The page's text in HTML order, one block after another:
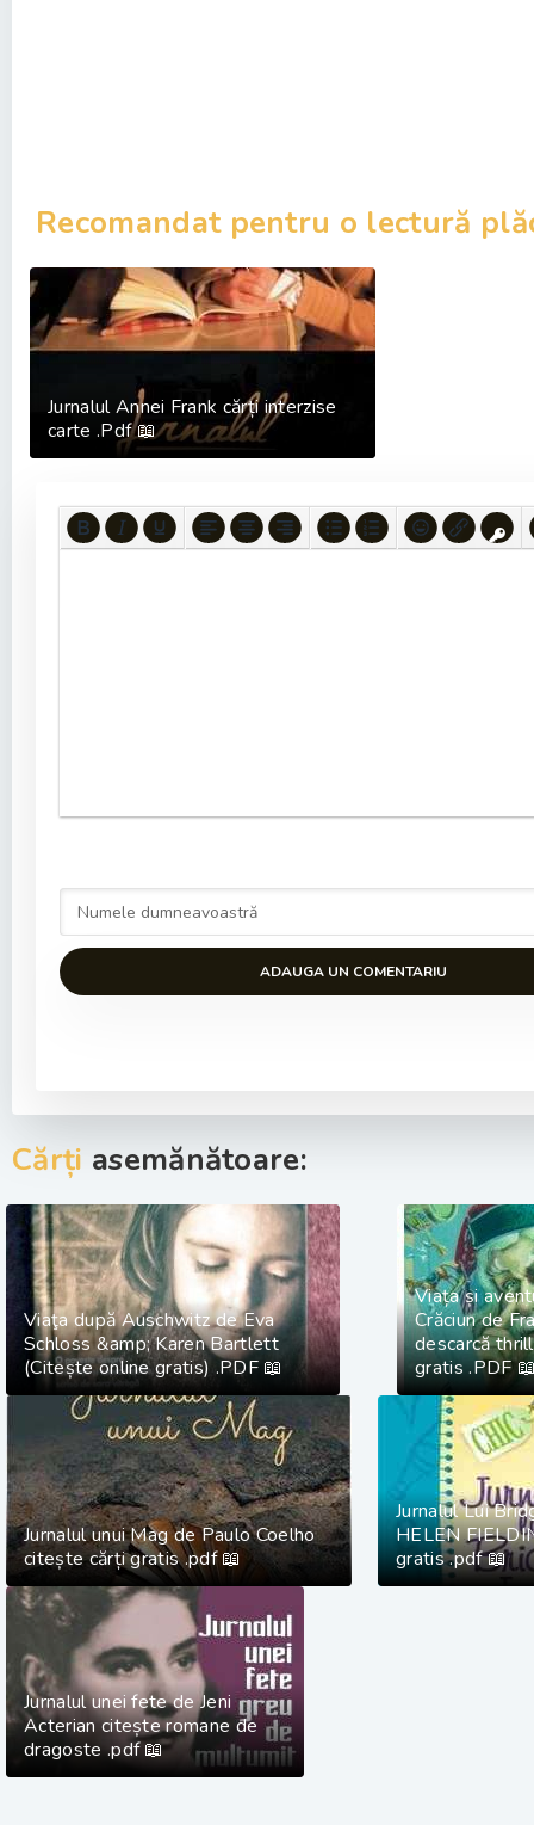
Recomandat pentru o lectură
Jurnalul Annei Frank cărți interzise
carte .Pdf 📖
ADAUGA UN COMENTARIU
Cărți asemănătoare:
Viaţa după Auschwitz de Eva
Schloss &amp; Karen Bartlett
(Citește online gratis) .PDF 📖
Viața și
Crăciun de
descarcă
gratis .PDF
Jurnalul unui Mag de Paulo Coelho
citește cărți gratis .pdf 📖
Jurnalul Lui
HELEN
gratis .pdf 📖
Jurnalul unei fete de Jeni
Acterian citește romane de
dragoste .pdf 📖